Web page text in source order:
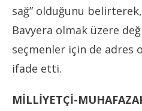
sağ” olduğunu
Bavyera olmak üzere
seçmenler için de adres
ifade etti.
MİLLİYETÇİ-